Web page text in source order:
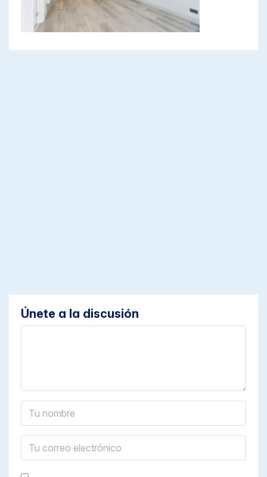
Únete a la discusión